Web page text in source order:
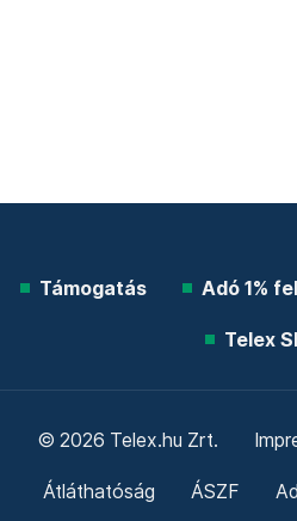
Támogatás Adó 1%
Telex
© 2026 Telex.hu Zrt.
Átláthatóság ÁSZF